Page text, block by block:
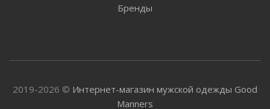
Бренды
2019-2026 © Интернет-магазин мужской одежды Good
Manners